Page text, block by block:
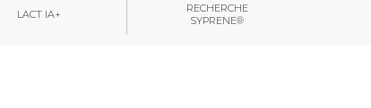
LACT IA+
RECHERCHE
SYPRENE®